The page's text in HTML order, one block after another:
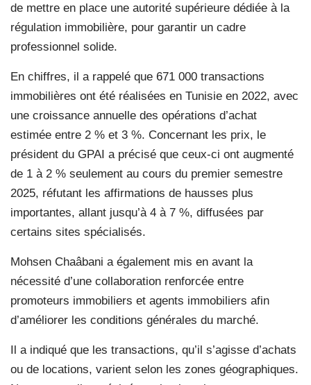
de mettre en place une autorité supérieure dédiée à la
régulation immobilière, pour garantir un cadre
professionnel solide.
En chiffres, il a rappelé que 671 000 transactions
immobilières ont été réalisées en Tunisie en 2022, avec
une croissance annuelle des opérations d’achat
estimée entre 2 % et 3 %. Concernant les prix, le
président du GPAI a précisé que ceux-ci ont augmenté
de 1 à 2 % seulement au cours du premier semestre
2025, réfutant les affirmations de hausses plus
importantes, allant jusqu’à 4 à 7 %, diffusées par
certains sites spécialisés.
Mohsen Chaâbani a également mis en avant la
nécessité d’une collaboration renforcée entre
promoteurs immobiliers et agents immobiliers afin
d’améliorer les conditions générales du marché.
Il a indiqué que les transactions, qu’il s’agisse d’achats
ou de locations, varient selon les zones géographiques.